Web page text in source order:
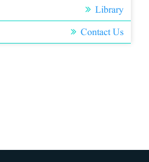
Library
Contact Us